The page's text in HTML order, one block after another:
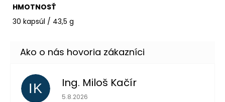
HMOTNOSŤ
30 kapsúl / 43,5 g
IK Ing. Miloš Kačír
Hodnotenie obchodu je 5 z 5 hviezdičiek.
5.8.2026